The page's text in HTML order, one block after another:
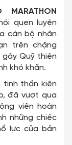
MARATHON
quen luyện
cán bộ nhân
trên chặng
Quỹ thiện
khó khăn.
tinh thần kiên
đã vượt qua
viên hoàn
những chiếc
lực của bản